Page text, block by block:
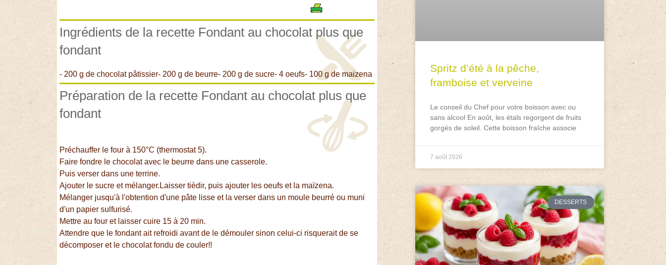
Ingrédients de la recette Fondant au chocolat plus que
fondant
- 200 g de chocolat pâtissier- 200 g de beurre- 200 g de sucre- 4 oeufs- 100 g de maizena
Préparation de la recette Fondant au chocolat plus que
fondant
Préchauffer le four à 150°C (thermostat 5).
Faire fondre le chocolat avec le beurre dans une casserole.
Puis verser dans une terrine.
Ajouter le sucre et mélanger.Laisser tièdir, puis ajouter les oeufs et la maïzena.
Mélanger jusqu'à l'obtention d'une pâte lisse et la verser dans un moule beurré ou muni
d'un papier sulfurisé.
Mettre au four et laisser cuire 15 à 20 min.
Attendre que le fondant ait refroidi avant de le démouler sinon celui-ci risquerait de se
décomposer et le chocolat fondu de couler!!
Spritz d’été à la pêche,
framboise et verveine
Le conseil du Chef pour votre boisson avec ou
sans alcool En août, les étals regorgent de fruits
gorgés de soleil. Cette boisson fraîche associe
7 août 2026
DESSERTS